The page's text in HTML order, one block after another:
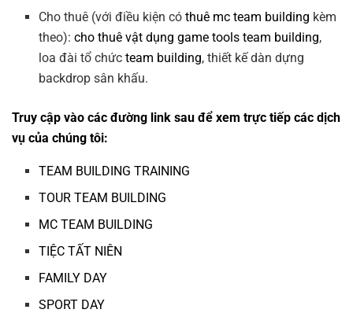
Cho thuê (với điều kiện cóthuê mc team building kèm
theo):cho thuê vật dụng game tools team building,
loa đài tổ chứcteam building, thiết kế dàn dựng
backdrop sân khấu.
Truy cập vào các đường link sau để xem trực tiếp các dịch
vụ của chúng tôi:
TEAM BUILDING TRAINING
TOUR TEAM BUILDING
MC TEAM BUILDING
TIỆC TẤT NIÊN
FAMILY DAY
SPORT DAY